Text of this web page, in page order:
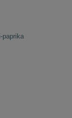
paprika